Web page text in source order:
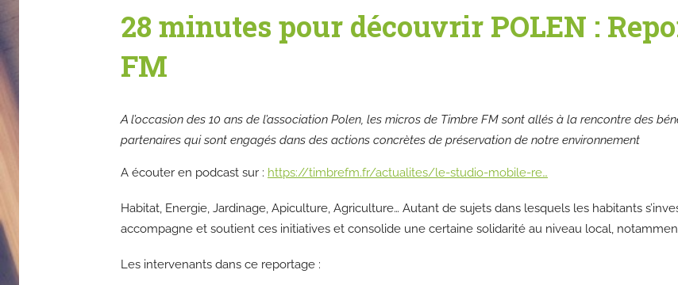
28 minutes pour découvrir POLEN :
FM
A l’occasion des 10 ans de l’association Polen, les micros de Timbre FM sont allés à la rencontre des
partenaires qui sont engagés dans des actions concrètes de préservation de notre environnement
A écouter en podcast sur : https://timbrefm.fr/actualites/le-studio-mobile-re…
Habitat, Energie, Jardinage, Apiculture, Agriculture… Autant de sujets dans lesquels les habitants
accompagne et soutient ces initiatives et consolide une certaine solidarité au niveau local,
Les intervenants dans ce reportage :